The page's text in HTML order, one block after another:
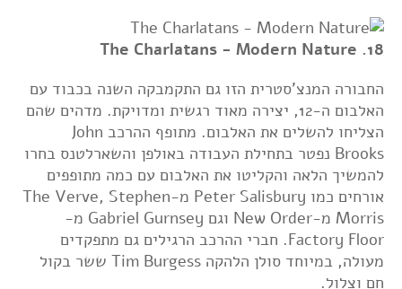
18. The Charlatans - Modern Nature
החבורה המנצ'סטרית הזו גם התקמבקה השנה בכבוד עם
האלבום ה-12, יצירה מאוד רגשית ומדויקת. מדהים שהם
הצליחו להשלים את האלבום. מתופף ההרכב John
Brooks נפטר בתחילת העבודה באולפן והשארלטנס בחרו
להמשיך הלאה והקליטו את האלבום עם כמה מתופפים
אורחים כמו Peter Salisbury מ-The Verve, Stephen
Morris מ-New Order וגם Gabriel Gurnsey מ-
Factory Floor. חברי ההרכב הרגילים גם מתפקדים
מעולה, במיוחד סולן הלהקה Tim Burgess ששר בקול
חם וצלול.